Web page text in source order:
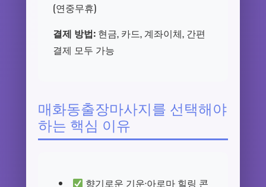
(연중무휴)
결제 방법: 현금, 카드, 계좌이체, 간편
결제 모두 가능
매화동출장마사지를 선택해야
하는 핵심 이유
향기로운 기운·아로마 힐링 콘